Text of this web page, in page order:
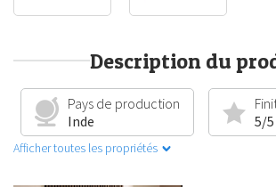
Description du
Pays de production
Inde
5/
Afficher toutes les propriétés